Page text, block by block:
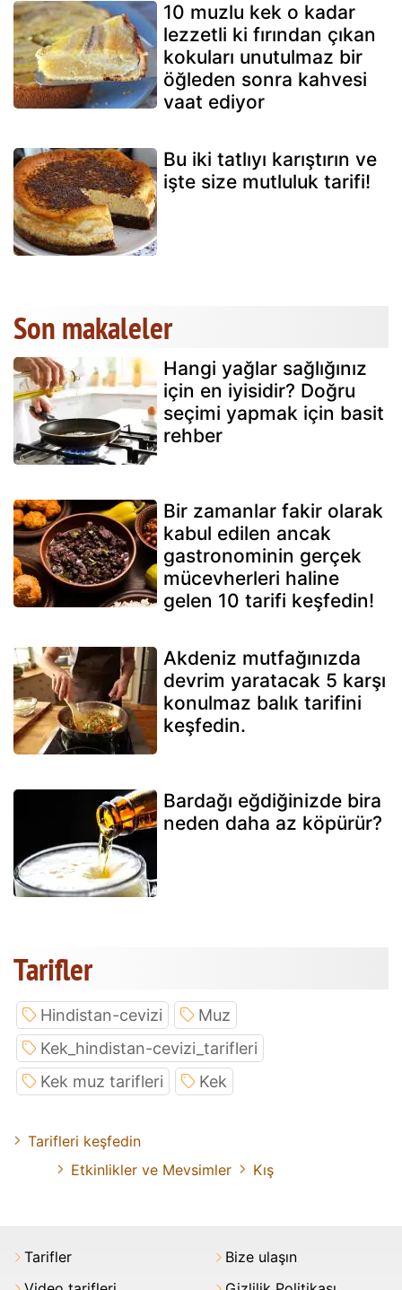
10 muzlu kek o kadar
lezzetli ki fırından çıkan
kokuları unutulmaz bir
öğleden sonra kahvesi
vaat ediyor
Bu iki tatlıyı karıştırın ve
işte size mutluluk tarifi!
Son makaleler
Hangi yağlar sağlığınız
için en iyisidir? Doğru
seçimi yapmak için basit
rehber
Bir zamanlar fakir olarak
kabul edilen ancak
gastronominin gerçek
mücevherleri haline
gelen 10 tarifi keşfedin!
Akdeniz mutfağınızda
devrim yaratacak 5 karşı
konulmaz balık tarifini
keşfedin.
Bardağı eğdiğinizde bira
neden daha az köpürür?
Tarifler
Hindistan-cevizi
Muz
Kek_hindistan-cevizi_tarifleri
Kek muz tarifleri
Kek
Tarifleri keşfedin
Etkinlikler ve Mevsimler
Kış
Tarifler
Bize ulaşın